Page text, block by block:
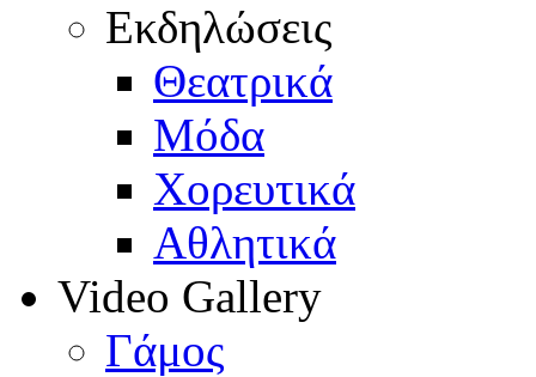
Εκδηλώσεις
Θεατρικά
Μόδα
Χορευτικά
Αθλητικά
Video Gallery
Γάμος